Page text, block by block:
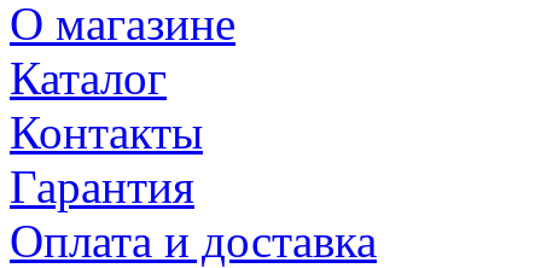
О магазине
Каталог
Контакты
Гарантия
Оплата и доставка